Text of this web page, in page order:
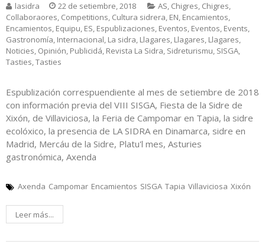
lasidra 22 de setiembre, 2018 AS, Chigres, Chigres,
Collaboraores, Competitions, Cultura sidrera, EN, Encamientos,
Encamientos, Equipu, ES, Espublizaciones, Eventos, Eventos, Events,
Gastronomía, Internacional, La sidra, Llagares, Llagares, Llagares,
Noticies, Opinión, Publicidá, Revista La Sidra, Sidreturismu, SISGA,
Tasties,Tasties
Espublización correspuendiente al mes de setiembre de 2018
con información previa del VIII SISGA, Fiesta de la Sidre de
Xixón, de Villaviciosa, la Feria de Campomar en Tapia, la sidre
ecolóxico, la presencia de LA SIDRA en Dinamarca, sidre en
Madrid, Mercáu de la Sidre, Platu'l mes, Asturies
gastronómica, Axenda
Axenda Campomar Encamientos SISGA Tapia Villaviciosa Xixón
Leer más...